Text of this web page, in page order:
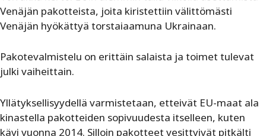
Venäjän pakotteista, joita kiristettiin välittömästi
Venäjän hyökättyä torstaiaamuna Ukrainaan.
Pakotevalmistelu on erittäin salaista ja toimet tulevat
julki vaiheittain.
Yllätyksellisyydellä varmistetaan, etteivät EU-maat ala
kinastella pakotteiden sopivuudesta itselleen, kuten
kävi vuonna 2014. Silloin pakotteet vesittyivät pitkälti